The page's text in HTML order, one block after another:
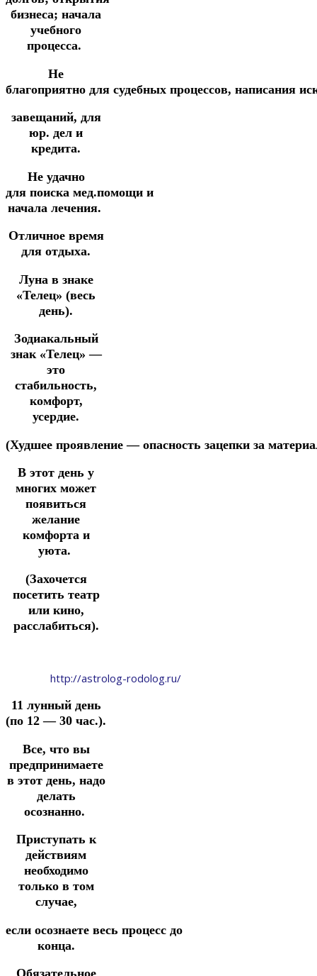
бизнеса; начала
учебного
процесса.
Не
благоприятно для судебных процессов, написания
завещаний, для
юр. дел и
кредита.
Не удачно
для поиска мед.помощи и
начала лечения.
Отличное время
для отдыха.
Луна в знаке
«Телец» (весь
день).
Зодиакальный
знак «Телец» —
это
стабильность,
комфорт,
усердие.
(Худшее проявление— опасность зацепки за
В этот день у
многих может
появиться
желание
комфорта и
уюта.
(Захочется
посетить театр
или кино,
расслабиться).
http://astrolog-rodolog.ru/
11 лунный день
(по 12 — 30 час.).
Все, что вы
предпринимаете
в этот день, надо
делать
осознанно.
Приступать к
действиям
необходимо
только в том
случае,
если осознаете весь процесс до
конца.